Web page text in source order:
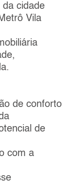
da cidade
Vila
de conforto
de
com a